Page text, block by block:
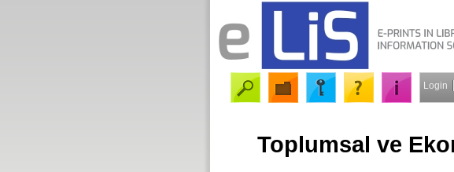
Login
Toplumsal ve